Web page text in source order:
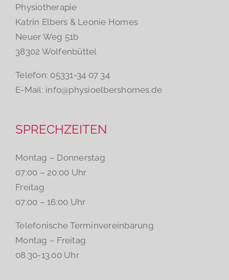
Physiotherapie
Katrin Elbers & Leonie Homes
Neuer Weg 51b
38302 Wolfenbüttel
Telefon: 05331-34 07 34
E-Mail: info@physioelbershomes.de
SPRECHZEITEN
Montag – Donnerstag
07:00 – 20:00 Uhr
Freitag
07:00 – 16:00 Uhr
Telefonische Terminvereinbarung
Montag – Freitag
08.30-13.00 Uhr